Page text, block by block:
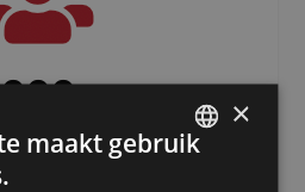
+
over de hele
wereld
×
maakt gebruik